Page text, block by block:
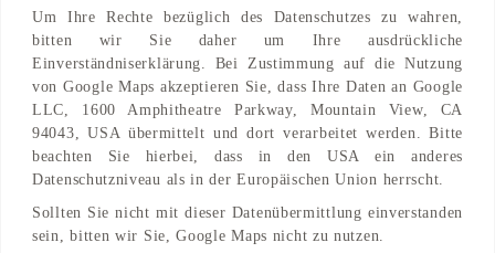
Um Ihre Rechte bezüglich des Datenschutzes zu wahren,
bitten wir Sie daher um Ihre ausdrückliche
Einverständniserklärung. Bei Zustimmung auf die Nutzung
von Google Maps akzeptieren Sie, dass Ihre Daten an Google
LLC, 1600 Amphitheatre Parkway, Mountain View, CA
94043, USA übermittelt und dort verarbeitet werden. Bitte
beachten Sie hierbei, dass in den USA ein anderes
Datenschutzniveau als in der Europäischen Union herrscht.
Sollten Sie nicht mit dieser Datenübermittlung einverstanden
sein, bitten wir Sie, Google Maps nicht zu nutzen.
HotelausbauTrockenbau
Adresse Expo Plaza 530539
Hannover, Niedersachsen,
DEKontakt
Adresse
Expo Plaza 5
30539 Hannover, Niedersachsen,